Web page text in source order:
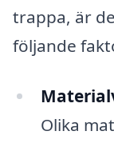
trappa, är
följande
Olika